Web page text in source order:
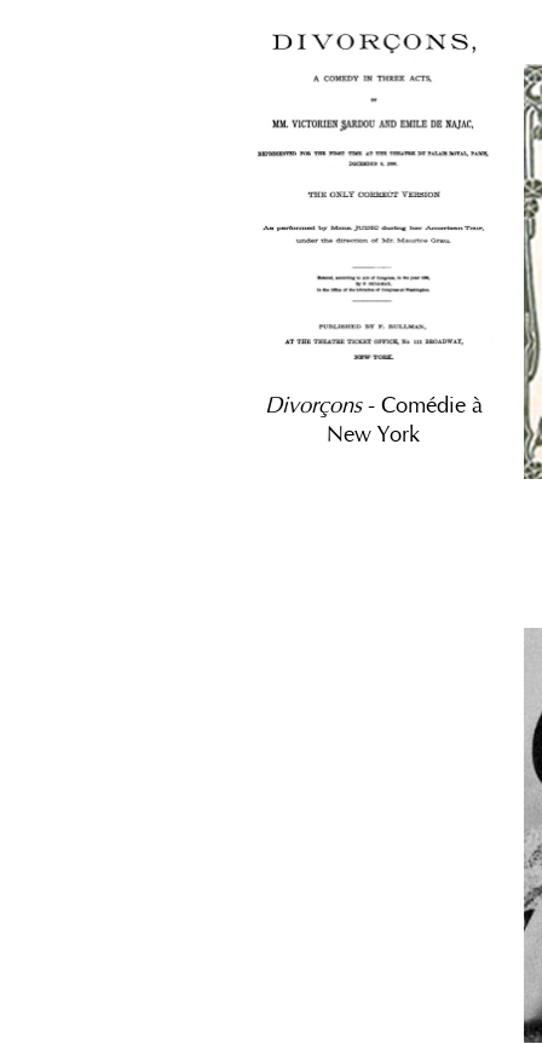
Divorçons- Comédie à
New York